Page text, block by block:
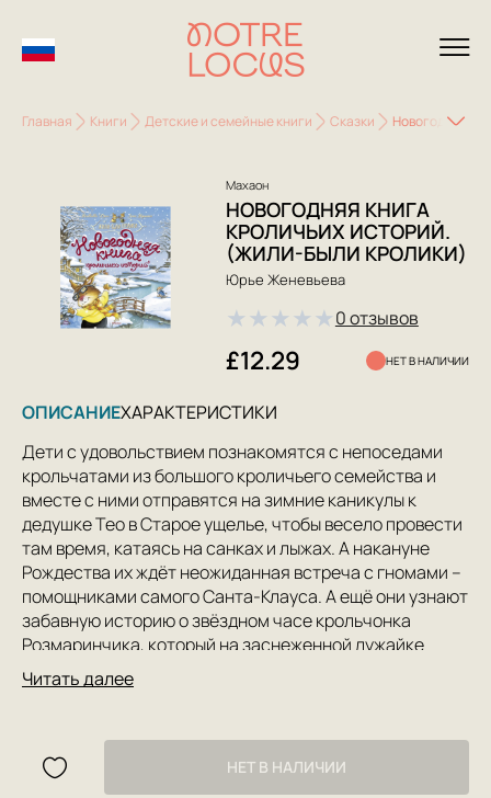
Главная Книги Детские и семейные книги Сказки Новогодняя
Махаон
НОВОГОДНЯЯ КНИГА
КРОЛИЧЬИХ ИСТОРИЙ.
(ЖИЛИ-БЫЛИ КРОЛИКИ)
Юрье Женевьева
★★★★★0 отзывов
£12.29 НЕТ В НАЛИЧИИ
ОПИСАНИЕХАРАКТЕРИСТИКИ
Дети с удовольствием познакомятся с непоседами
крольчатами из большого кроличьего семейства и
вместе с ними отправятся на зимние каникулы к
дедушке Тео в Старое ущелье, чтобы весело провести
там время, катаясь на санках и лыжах. А накануне
Рождества их ждёт неожиданная встреча с гномами –
помощниками самого Санта-Клауса. А ещё они узнают
забавную историю о звёздном часе крольчонка
Розмаринчика, который на заснеженной лужайке
исполнил свой показательный танец.
Читать далее
НЕТ В НАЛИЧИИ